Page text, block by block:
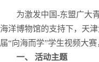
为激发中国-东盟广大青
海洋博物馆的支持下，天
届“向海而学”学生视频大
一、 活动主题